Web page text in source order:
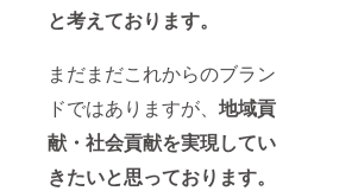
と考えております。
まだまだこれからのブラン
ドではありますが、 地域貢
献・社会貢献を実現してい
きたいと思っております。